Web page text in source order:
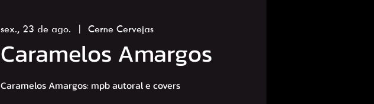
sex., 23 de ago. Cerne Cervejas
Caramelos Amargos
Caramelos Amargos: mpb autoral e covers